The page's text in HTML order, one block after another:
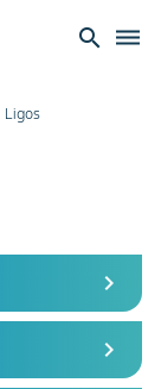
search dehaze
Ligos
chevron_right
chevron_right